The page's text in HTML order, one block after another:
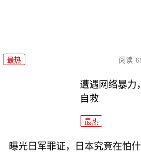
最热 阅读
遭遇网络暴力
自救
最热
曝光日军罪证，日本究竟在怕什